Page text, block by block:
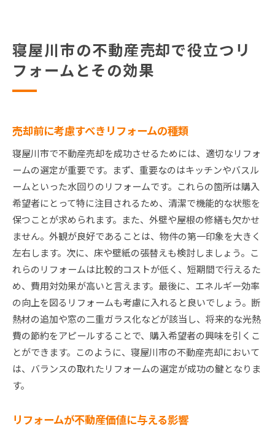
寝屋川市の不動産売却で役立つリ
フォームとその効果
売却前に考慮すべきリフォームの種類
寝屋川市で不動産売却を成功させるためには、適切なリフォ
ームの選定が重要です。まず、重要なのはキッチンやバスル
ームといった水回りのリフォームです。これらの箇所は購入
希望者にとって特に注目されるため、清潔で機能的な状態を
保つことが求められます。また、外壁や屋根の修繕も欠かせ
ません。外観が良好であることは、物件の第一印象を大きく
左右します。次に、床や壁紙の張替えも検討しましょう。こ
れらのリフォームは比較的コストが低く、短期間で行えるた
め、費用対効果が高いと言えます。最後に、エネルギー効率
の向上を図るリフォームも考慮に入れると良いでしょう。断
熱材の追加や窓の二重ガラス化などが該当し、将来的な光熱
費の節約をアピールすることで、購入希望者の興味を引くこ
とができます。このように、寝屋川市の不動産売却において
は、バランスの取れたリフォームの選定が成功の鍵となりま
す。
リフォームが不動産価値に与える影響